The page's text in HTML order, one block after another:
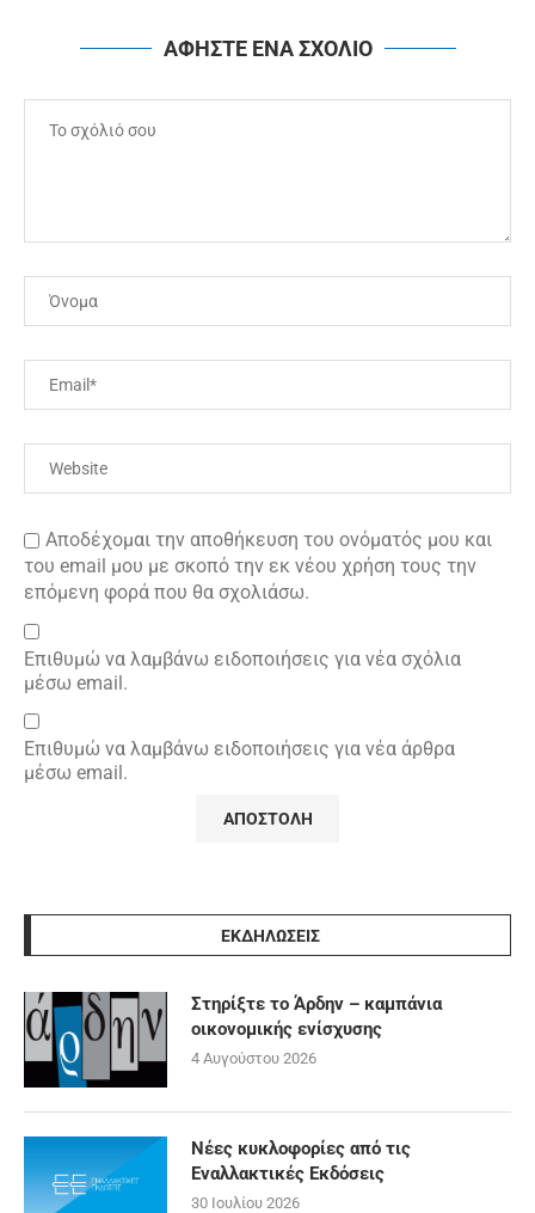
ΑΦΗΣΤΕ ΕΝΑ ΣΧΟΛΙΟ
Αποδέχομαι την αποθήκευση του ονόματός μου και
του email μου με σκοπό την εκ νέου χρήση τους την
επόμενη φορά που θα σχολιάσω.
Επιθυμώ να λαμβάνω ειδοποιήσεις για νέα σχόλια
μέσω email.
Επιθυμώ να λαμβάνω ειδοποιήσεις για νέα άρθρα
μέσω email.
ΕΚΔΗΛΩΣΕΙΣ
Στηρίξτε το Άρδην – καμπάνια
οικονομικής ενίσχυσης
4 Αυγούστου 2026
Νέες κυκλοφορίες από τις
Εναλλακτικές Εκδόσεις
30 Ιουλίου 2026